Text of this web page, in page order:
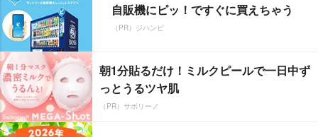
自販機にピッ！ですぐに買えちゃう
（PR）ジハンピ
朝1分貼るだけ！ミルクピールで一日中ず
っとうるツヤ肌
（PR）サボリーノ